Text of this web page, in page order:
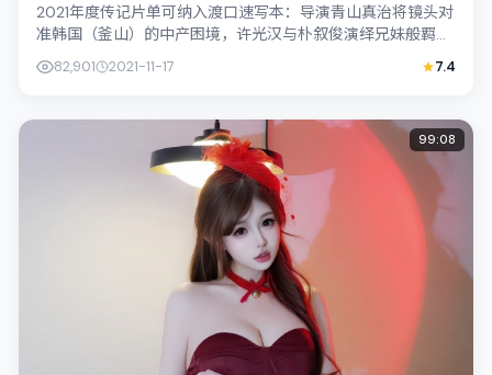
2021年度传记片单可纳入渡口速写本：导演青山真治将镜头对
准韩国（釜山）的中产困境，许光汉与朴叙俊演绎兄妹般羁
绊，文本层面兼顾悬疑线索与情感救赎...
82,901 2021-11-17 7.4
99:08